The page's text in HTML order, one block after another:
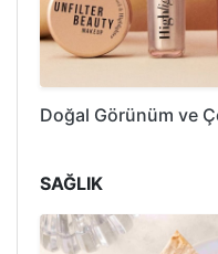
Doğal Görünüm ve
SAĞLIK